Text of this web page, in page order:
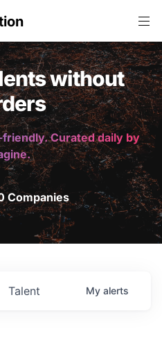
without
Curated daily by
Companies
Talent My alerts